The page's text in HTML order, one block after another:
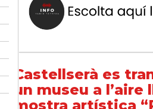
Castellserà es
un museu a
mostra artística